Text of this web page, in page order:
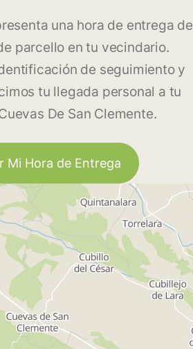
una hora de entrega de
parcello en tu vecindario.
de seguimiento y
tu llegada personal a tu
De San Clemente.
Mi Hora de Entrega